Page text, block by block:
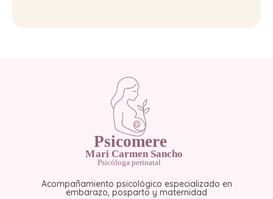
Acompañamiento psicológico especializado en
embarazo, posparto y maternidad